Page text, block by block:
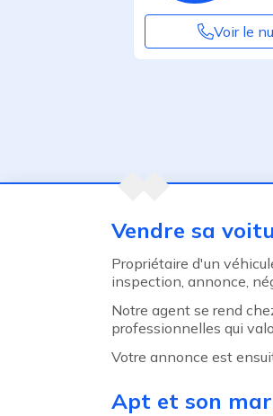
Voir le
Agent précédentVendre sa
Propriétaire d'un
inspection, annonce,
Notre agent se rend
professionnelles qui
Votre annonce est
Apt et son